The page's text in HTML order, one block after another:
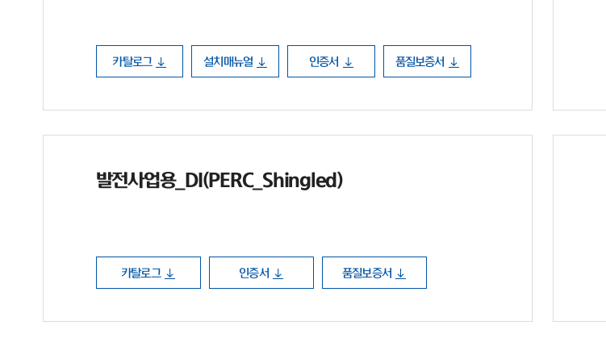
카탈로그 설치매뉴얼 인증서 품질보증서
발전사업용_DI(PERC_Shingled)
카탈로그 인증서 품질보증서